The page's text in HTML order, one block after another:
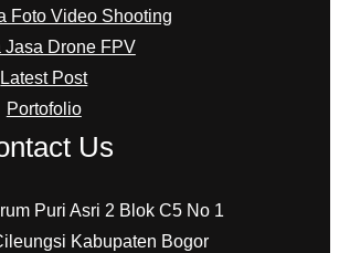
Foto Video Shooting
Jasa Drone FPV
Latest Post
Portofolio
Us
Puri Asri 2 Blok C5 No 1
Kabupaten Bogor